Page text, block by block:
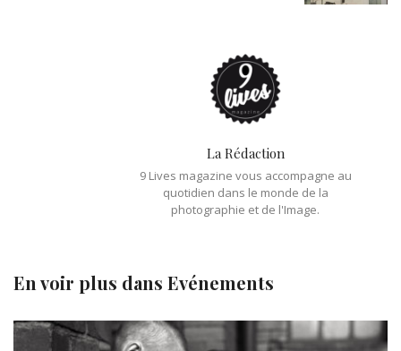
La Rédaction
9 Lives magazine vous accompagne au
quotidien dans le monde de la
photographie et de l'Image.
En voir plus dans Evénements